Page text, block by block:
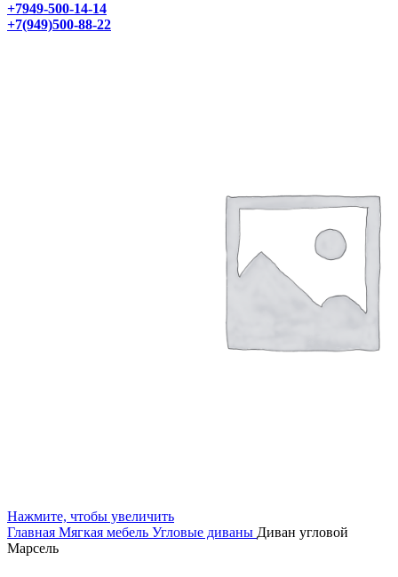
+7949-500-14-14
+7(949)500-88-22
Нажмите, чтобы увеличить
Главная Мягкая мебель Угловые диваны Диван угловой
Марсель